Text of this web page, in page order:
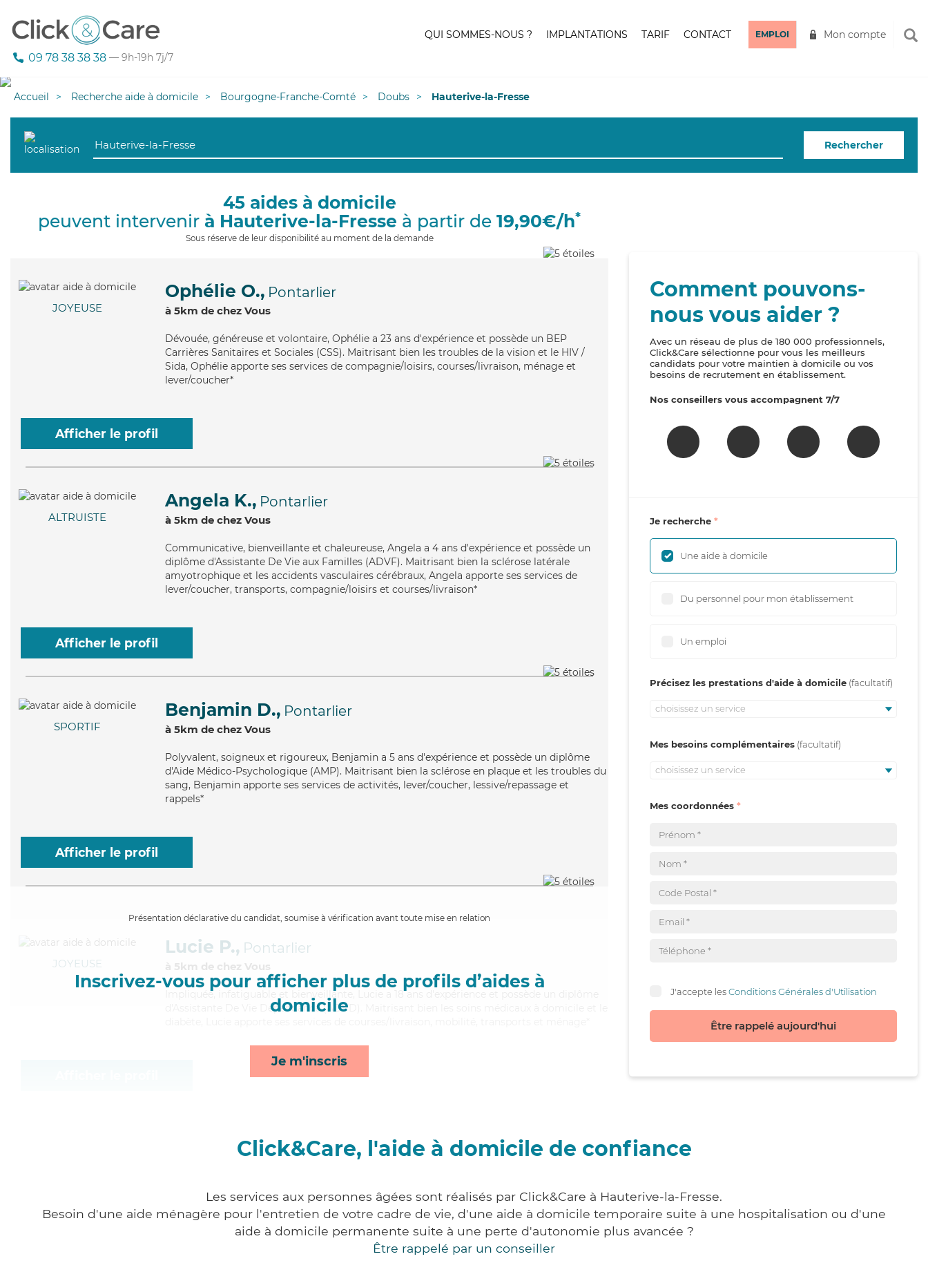
09 78 38 38 38 — 9h-19h 7j/7
QUI SOMMES-NOUS ? IMPLANTATIONS TARIF CONTACT EMPLOI Mon compte
Accueil Recherche aide à domicile Bourgogne-Franche-Comté Doubs Hauterive-la-Fresse
Rechercher
45 aides à domicile
peuvent intervenir à Hauterive-la-Fresse à partir de 19,90€/h*
Sous réserve de leur disponibilité au moment de la demande
JOYEUSE
Ophélie O., Pontarlier
à 5km de chez Vous
Dévouée, généreuse et volontaire, Ophélie a 23 ans d'expérience et possède un BEP
Carrières Sanitaires et Sociales (CSS). Maitrisant bien les troubles de la vision et le HIV /
Sida, Ophélie apporte ses services de compagnie/loisirs, courses/livraison, ménage et
lever/coucher*
Afficher le profil
ALTRUISTE
Angela K., Pontarlier
à 5km de chez Vous
Communicative, bienveillante et chaleureuse, Angela a 4 ans d'expérience et possède un
diplôme d'Assistante De Vie aux Familles (ADVF). Maitrisant bien la sclérose latérale
amyotrophique et les accidents vasculaires cérébraux, Angela apporte ses services de
lever/coucher, transports, compagnie/loisirs et courses/livraison*
Afficher le profil
SPORTIF
Benjamin D., Pontarlier
à 5km de chez Vous
Polyvalent, soigneux et rigoureux, Benjamin a 5 ans d'expérience et possède un diplôme
d'Aide Médico-Psychologique (AMP). Maitrisant bien la sclérose en plaque et les troubles du
sang, Benjamin apporte ses services de activités, lever/coucher, lessive/repassage et
rappels*
Afficher le profil
Présentation déclarative du candidat, soumise à vérification avant toute mise en relation
Inscrivez-vous pour afficher plus de profils d’aides à
domicile
Je m'inscris
JOYEUSE
Lucie P., Pontarlier
à 5km de chez Vous
Impliquée , infatiguable et bienveillante, Lucie a 18 ans d'expérience et possède un diplôme
d'Assistante De Vie Dépendance (ADVD). Maitrisant bien les soins médicaux à domicile et le
Comment pouvons-
nous vous aider ?
Avec un réseau de plus de 180 000 professionnels,
Click&Care sélectionne pour vous les meilleurs
candidats pour votre maintien à domicile ou vos
besoins de recrutement en établissement.
Nos conseillers vous accompagnent 7/7
Je recherche
Une aide à domicile
Du personnel pour mon établissement
Un emploi
Précisez les prestations d'aide à domicile
choisissez un service
Mes besoins complémentaires
choisissez un service
Mes coordonnées
J'accepte lesConditions Générales d'Utilisation
Être rappelé aujourd'hui
Click&Care, l'aide à domicile de confiance
Les services aux personnes âgées sont réalisés par Click&Care à Hauterive-la-Fresse.
Besoin d'une aide ménagère pour l'entretien de votre cadre de vie, d'une aide à domicile temporaire suite à une hospitalisation ou d'une
aide à domicile permanente suite à une perte d'autonomie plus avancée ?
Être rappelé par un conseiller